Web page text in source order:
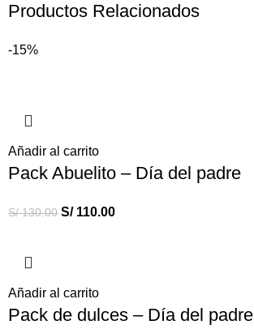
Productos Relacionados
-15%
Añadir al carrito
Pack Abuelito – Día del padre
S/130.00 S/110.00
Añadir al carrito
Pack de dulces – Día del padre